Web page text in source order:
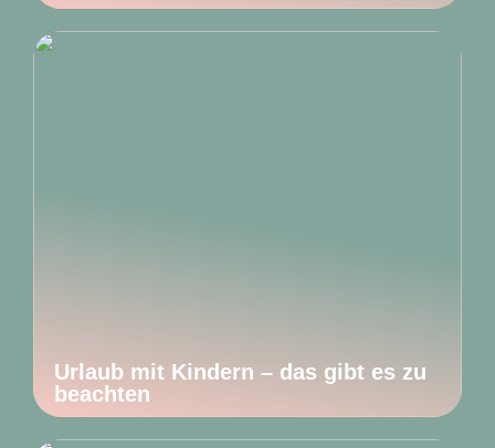
Urlaub mit Kindern – das gibt es zu
beachten